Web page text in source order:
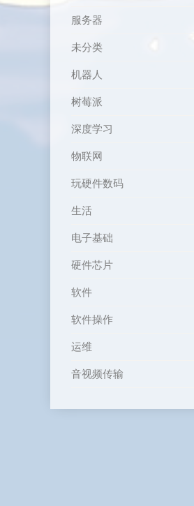
服务器
未分类
机器人
树莓派
深度学习
物联网
玩硬件数码
生活
电子基础
硬件芯片
软件
软件操作
运维
音视频传输